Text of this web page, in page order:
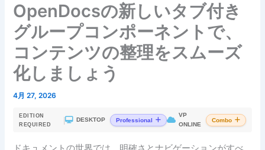
OpenDocsの新しいタブ付き
グループコンポーネントで、
コンテンツの整理をスムーズ
化しましょう
4月 27, 2026
EDITION
REQUIRED
DESKTOP Professional
VP
ONLINE
Combo